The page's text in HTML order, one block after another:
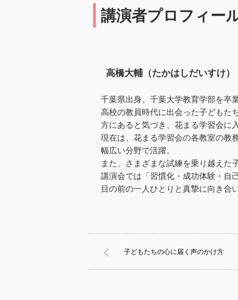
講演者プロフィー
高橋大輔（たかはしだいすけ）
千葉県出身。千葉大学教育学部を卒
高校の教員時代に出会った子どもた
方にあると気づき、花まる学習会に入
現在は、花まる学習会の各教室の教
幅広い分野で活躍。
また、さまざまな試練を乗り越えた
講演会では「習慣化・成功体験・自
目の前の一人ひとりと真摯に向き合
子どもたちの心に届く声のかけ方